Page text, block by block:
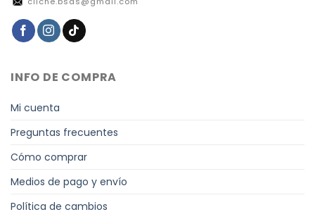
INFO DE COMPRA
Mi cuenta
Preguntas frecuentes
Cómo comprar
Medios de pago y envío
Política de cambios